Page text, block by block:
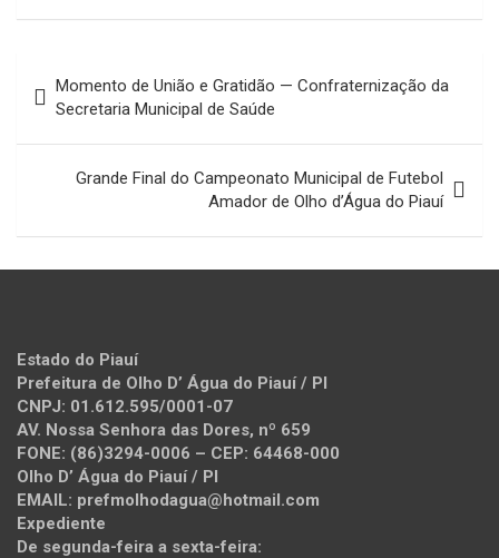
de
Post
Momento de União e Gratidão — Confraternização da
Secretaria Municipal de Saúde
Grande Final do Campeonato Municipal de Futebol
Amador de Olho d’Água do Piauí
Estado do Piauí
Prefeitura de Olho D’ Água do Piauí / PI
CNPJ: 01.612.595/0001-07
AV. Nossa Senhora das Dores, nº 659
FONE: (86)3294-0006 – CEP: 64468-000
Olho D’ Água do Piauí / PI
EMAIL: prefmolhodagua@hotmail.com
Expediente
De segunda-feira a sexta-feira: